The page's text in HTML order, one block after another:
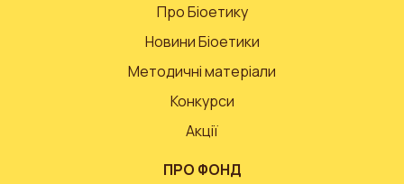
Про Біоетику
Новини Біоетики
Методичні матеріали
Конкурси
Акції
ПРО ФОНД